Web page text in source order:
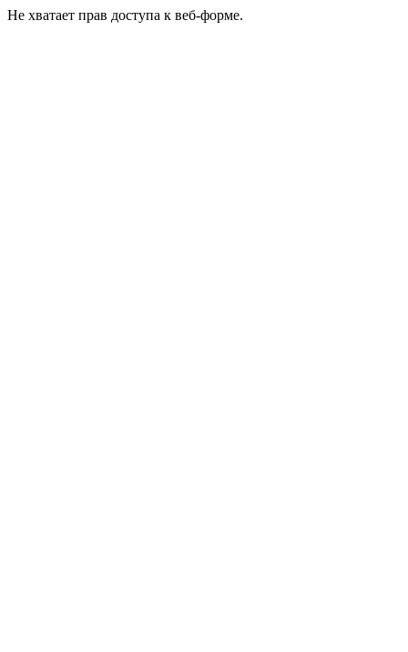
Не хватает прав доступа к веб-форме.